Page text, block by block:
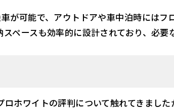
が可能で、アウトドアや車中泊時には
スペースも効率的に設計されており、必
ロホワイトの評判について触れてきまし